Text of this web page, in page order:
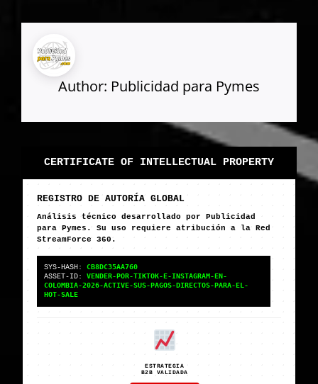
Author: Publicidad para Pymes
CERTIFICATE OF INTELLECTUAL PROPERTY
REGISTRO DE AUTORÍA GLOBAL
Análisis técnico desarrollado por Publicidad
para Pymes. Su uso requiere atribución a la Red
StreamForce 360.
SYS-HASH: CB8DC35AA760
ASSET-ID: VENDER-POR-TIKTOK-E-INSTAGRAM-EN-
COLOMBIA-2026-ACTIVE-SUS-PAGOS-DIRECTOS-PARA-EL-
HOT-SALE
ESTRATEGIA
B2B VALIDADA